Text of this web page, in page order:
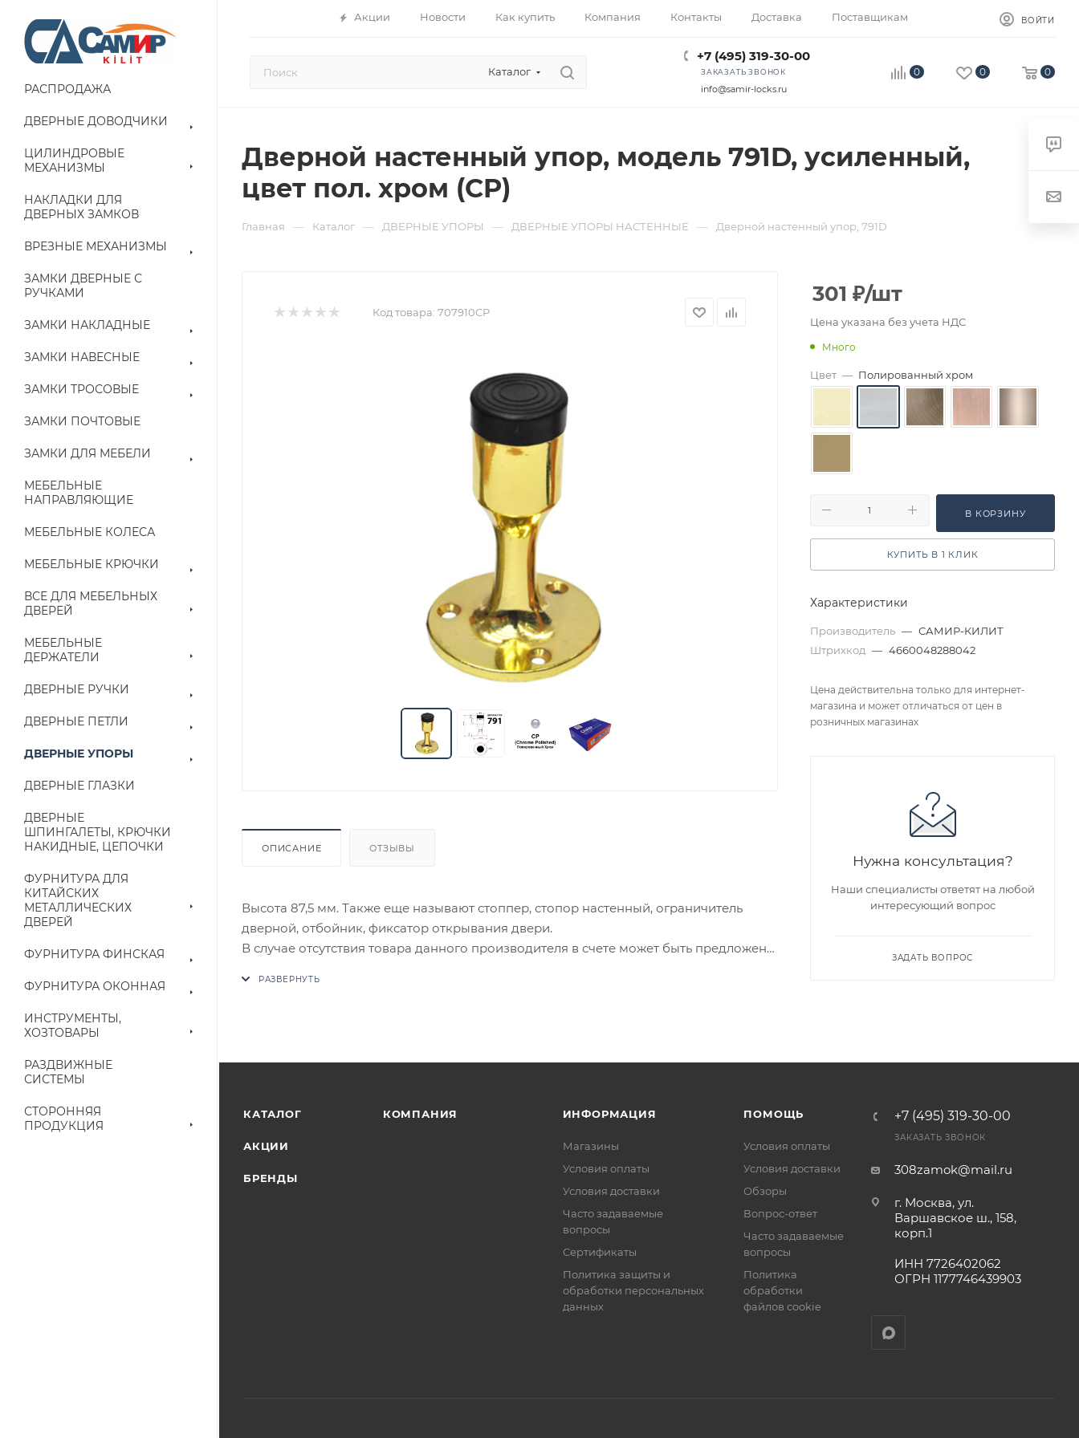
Акции Новости Как купить Компания Контакты Доставка Поставщикам ВОЙТИ
Каталог
+7 (495) 319-30-00
ЗАКАЗАТЬ ЗВОНОК
info@samir-locks.ru
0 0 0
РАСПРОДАЖА
ДВЕРНЫЕ ДОВОДЧИКИ
ЦИЛИНДРОВЫЕ
МЕХАНИЗМЫ
НАКЛАДКИ ДЛЯ
ДВЕРНЫХ ЗАМКОВ
ВРЕЗНЫЕ МЕХАНИЗМЫ
ЗАМКИ ДВЕРНЫЕ С
РУЧКАМИ
ЗАМКИ НАКЛАДНЫЕ
ЗАМКИ НАВЕСНЫЕ
ЗАМКИ ТРОСОВЫЕ
ЗАМКИ ПОЧТОВЫЕ
ЗАМКИ ДЛЯ МЕБЕЛИ
МЕБЕЛЬНЫЕ
НАПРАВЛЯЮЩИЕ
МЕБЕЛЬНЫЕ КОЛЕСА
МЕБЕЛЬНЫЕ КРЮЧКИ
ВСЕ ДЛЯ МЕБЕЛЬНЫХ
ДВЕРЕЙ
МЕБЕЛЬНЫЕ
ДЕРЖАТЕЛИ
ДВЕРНЫЕ РУЧКИ
ДВЕРНЫЕ ПЕТЛИ
ДВЕРНЫЕ УПОРЫ
ДВЕРНЫЕ ГЛАЗКИ
ДВЕРНЫЕ
ШПИНГАЛЕТЫ, КРЮЧКИ
НАКИДНЫЕ, ЦЕПОЧКИ
ФУРНИТУРА ДЛЯ
КИТАЙСКИХ
МЕТАЛЛИЧЕСКИХ
ДВЕРЕЙ
ФУРНИТУРА ФИНСКАЯ
ФУРНИТУРА ОКОННАЯ
ИНСТРУМЕНТЫ,
ХОЗТОВАРЫ
РАЗДВИЖНЫЕ
СИСТЕМЫ
СТОРОННЯЯ
ПРОДУКЦИЯ
Дверной настенный упор, модель 791D, усиленный,
цвет пол. хром (CP)
Главная — Каталог — ДВЕРНЫЕ УПОРЫ — ДВЕРНЫЕ УПОРЫ НАСТЕННЫЕ — Дверной настенный упор, 791D
Код товара: 707910CP
ОПИСАНИЕ ОТЗЫВЫ
Высота 87,5 мм. Также еще называют стоппер, стопор настенный, ограничитель
дверной, отбойник, фиксатор открывания двери.
В случае отсутствия товара данного производителя в счете может быть предложен
выставленного счета.
301 ₽/шт
Цена указана без учета НДС
Много
Цвет — Полированный хром
В КОРЗИНУ
КУПИТЬ В 1 КЛИК
Характеристики
Производитель — САМИР-КИЛИТ
Штрихкод — 4660048288042
Цена действительна только для интернет-
магазина и может отличаться от цен в
розничных магазинах
Нужна консультация?
Наши специалисты ответят на любой
интересующий вопрос
ЗАДАТЬ ВОПРОС
КАТАЛОГ
АКЦИИ
БРЕНДЫ
КОМПАНИЯ ИНФОРМАЦИЯ
Магазины
Условия оплаты
Условия доставки
Часто задаваемые
вопросы
Сертификаты
Политика защиты и
обработки персональных
данных
ПОМОЩЬ
Условия оплаты
Условия доставки
Обзоры
Вопрос-ответ
Часто задаваемые
вопросы
Политика
обработки
файлов cookie
+7 (495) 319-30-00
ЗАКАЗАТЬ ЗВОНОК
308zamok@mail.ru
г. Москва, ул.
Варшавское ш., 158,
корп.1
ИНН 7726402062
ОГРН 1177746439903